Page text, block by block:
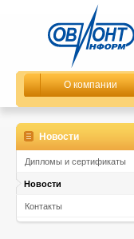
О компании
Новости
Дипломы и сертификаты
Новости
Контакты